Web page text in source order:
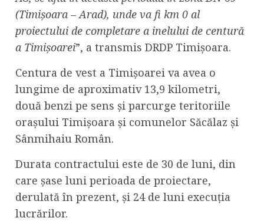
(Timișoara – Arad), unde va fi km 0 al
proiectului de completare a inelului de centură
a Timișoarei”, a transmis DRDP Timișoara.
Centura de vest a Timișoarei va avea o
lungime de aproximativ 13,9 kilometri,
două benzi pe sens și parcurge teritoriile
orașului Timișoara și comunelor Săcălaz și
Sânmihaiu Român.
Durata contractului este de 30 de luni, din
care șase luni perioada de proiectare,
derulată în prezent, și 24 de luni execuția
lucrărilor.